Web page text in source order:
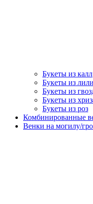
Букеты из калл
Букеты из
Букеты из
Букеты из
Букеты из роз
Комбинированные
Венки на могилу/